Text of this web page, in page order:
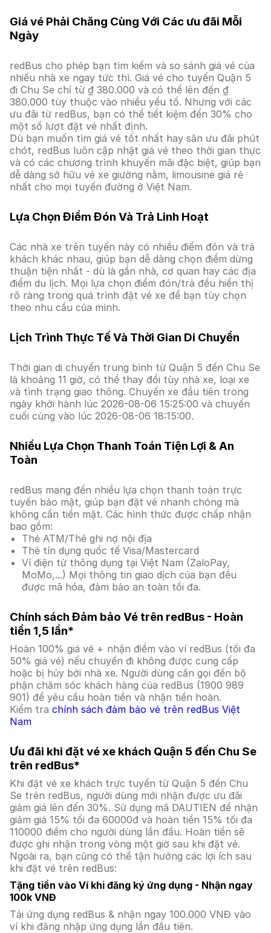
Giá vé Phải Chăng Cùng Với Các ưu đãi Mỗi
Ngày
redBus cho phép bạn tìm kiếm và so sánh giá vé của
nhiều nhà xe ngay tức thì. Giá vé cho tuyến Quận 5
đi Chu Se chỉ từ ₫ 380.000 và có thể lên đến ₫
380.000 tùy thuộc vào nhiều yếu tố. Nhưng với các
ưu đãi từ redBus, bạn có thể tiết kiệm đến 30% cho
một số lượt đặt vé nhất định.
Dù bạn muốn tìm giá vé tốt nhất hay săn ưu đãi phút
chót, redBus luôn cập nhật giá vé theo thời gian thực
và có các chương trình khuyến mãi đặc biệt, giúp bạn
dễ dàng sở hữu vé xe giường nằm, limousine giá rẻ
nhất cho mọi tuyến đường ở Việt Nam.
Lựa Chọn Điểm Đón Và Trả Linh Hoạt
Các nhà xe trên tuyến này có nhiều điểm đón và trả
khách khác nhau, giúp bạn dễ dàng chọn điểm dừng
thuận tiện nhất - dù là gần nhà, cơ quan hay các địa
điểm du lịch. Mọi lựa chọn điểm đón/trả đều hiển thị
rõ ràng trong quá trình đặt vé xe để bạn tùy chọn
theo nhu cầu của mình.
Lịch Trình Thực Tế Và Thời Gian Di Chuyển
Thời gian di chuyển trung bình từ Quận 5 đến Chu Se
là khoảng 11 giờ, có thể thay đổi tùy nhà xe, loại xe
và tình trạng giao thông. Chuyến xe đầu tiên trong
ngày khởi hành lúc 2026-08-06 15:25:00 và chuyến
cuối cùng vào lúc 2026-08-06 18:15:00.
Nhiều Lựa Chọn Thanh Toán Tiện Lợi & An
Toàn
redBus mang đến nhiều lựa chọn thanh toán trực
tuyến bảo mật, giúp bạn đặt vé nhanh chóng mà
không cần tiền mặt. Các hình thức được chấp nhận
bao gồm:
Thẻ ATM/Thẻ ghi nợ nội địa
Thẻ tín dụng quốc tế Visa/Mastercard
Ví điện tử thông dụng tại Việt Nam (ZaloPay,
MoMo,...) Mọi thông tin giao dịch của bạn đều
được mã hóa, đảm bảo an toàn tối đa.
Chính sách Đảm bảo Vé trên redBus - Hoàn
tiền 1,5 lần*
Hoàn 100% giá vé + nhận điểm vào ví redBus (tối đa
50% giá vé) nếu chuyến đi không được cung cấp
hoặc bị hủy bởi nhà xe. Người dùng cần gọi đến bộ
phận chăm sóc khách hàng của redBus (1900 989
901) để yêu cầu hoàn tiền và nhận tiền hoàn.
Kiểm tra chính sách đảm bảo vé trên redBus Việt
Nam
Ưu đãi khi đặt vé xe khách Quận 5 đến Chu Se
trên redBus*
Khi đặt vé xe khách trực tuyến từ Quận 5 đến Chu
Se trên redBus, người dùng mới nhận được ưu đãi
giảm giá lên đến 30%. Sử dụng mã DAUTIEN để nhận
giảm giá 15% tối đa 60000đ và hoàn tiền 15% tối đa
110000 điểm cho người dùng lần đầu. Hoàn tiền sẽ
được ghi nhận trong vòng một giờ sau khi đặt vé.
Ngoài ra, bạn cũng có thể tận hưởng các lợi ích sau
khi đặt vé trên redBus:
Tặng tiền vào Ví khi đăng ký ứng dụng - Nhận ngay
100k VNĐ
Tải ứng dụng redBus & nhận ngay 100.000 VNĐ vào
ví khi đăng nhập ứng dụng lần đầu tiên.